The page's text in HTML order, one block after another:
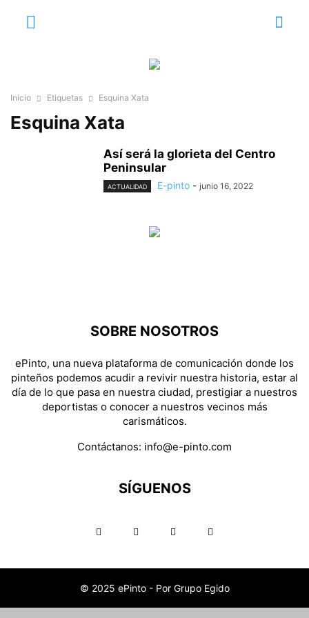
Inicio Etiquetas Esquina Xata
Esquina Xata
Así será la glorieta del Centro
Peninsular
ACTUALIDAD E-pinto - junio 16, 2022
SOBRE NOSOTROS
ePinto, una nueva plataforma de comunicación donde los
pinteños podemos acudir a revivir nuestra historia, estar al
día de lo que pasa en nuestra ciudad, prestigiar a nuestros
deportistas o conocer a nuestros vecinos más
carismáticos.
Contáctanos: info@e-pinto.com
SÍGUENOS
© 2025 ePinto - Por Grupo Egido